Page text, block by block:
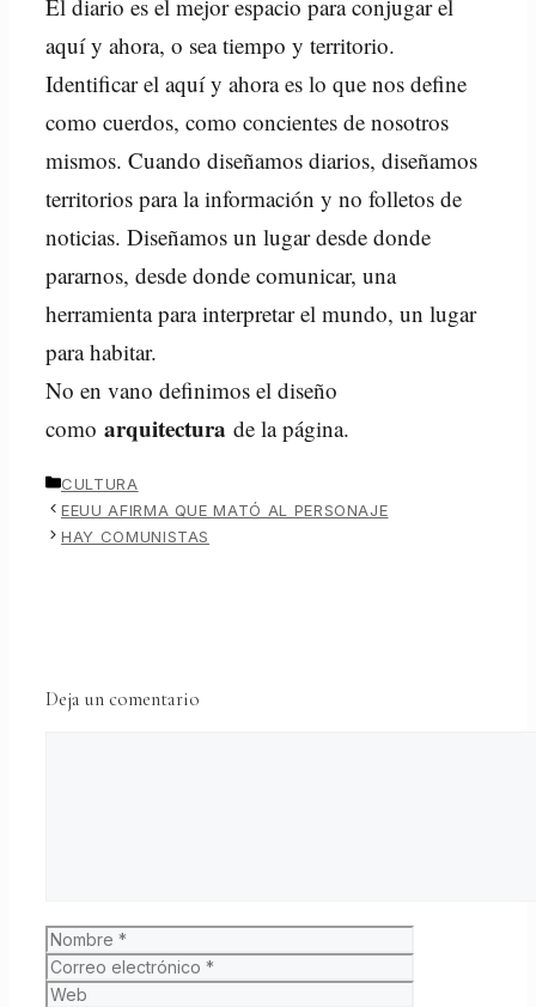
El diario es el mejor espacio para conjugar el
aquí y ahora, o sea tiempo y territorio.
Identificar el aquí y ahora es lo que nos define
como cuerdos, como concientes de nosotros
mismos. Cuando diseñamos diarios, diseñamos
territorios para la información y no folletos de
noticias. Diseñamos un lugar desde donde
pararnos, desde donde comunicar, una
herramienta para interpretar el mundo, un lugar
para habitar.
No en vano definimos el diseño
como arquitectura de la página.
CATEGORÍAS
CULTURA
EEUU AFIRMA QUE MATÓ AL PERSONAJE
HAY COMUNISTAS
Deja un comentario
Nombre